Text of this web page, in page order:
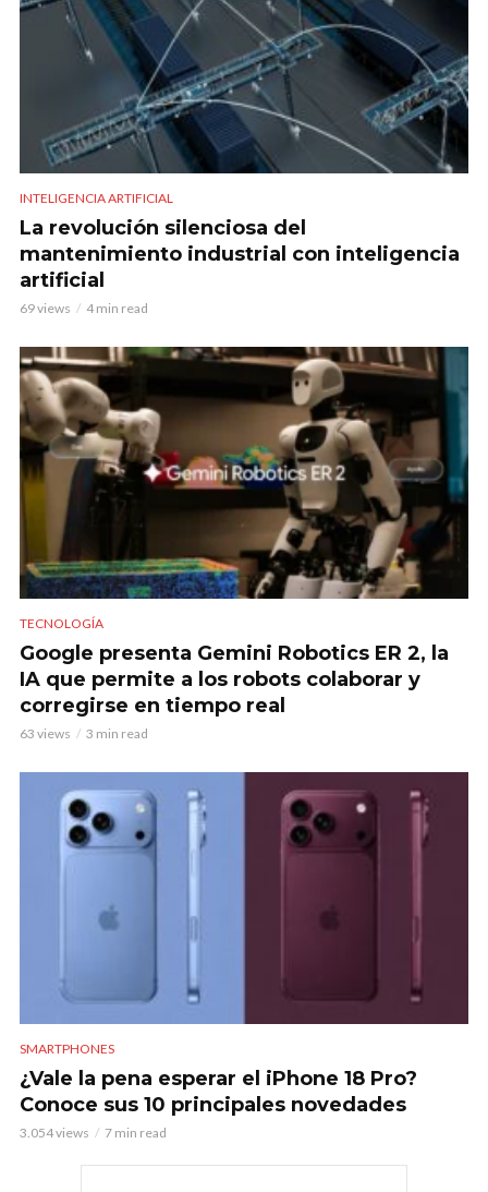
INTELIGENCIA ARTIFICIAL
La revolución silenciosa del
mantenimiento industrial con inteligencia
artificial
69 views 4 min read
TECNOLOGÍA
Google presenta Gemini Robotics ER 2, la
IA que permite a los robots colaborar y
corregirse en tiempo real
63 views 3 min read
SMARTPHONES
¿Vale la pena esperar el iPhone 18 Pro?
Conoce sus 10 principales novedades
3.054 views 7 min read